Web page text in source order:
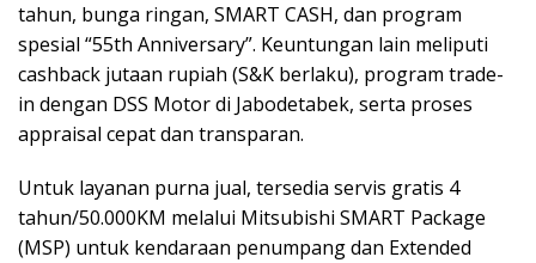
tahun, bunga ringan, SMART CASH, dan program
spesial “55th Anniversary”. Keuntungan lain meliputi
cashback jutaan rupiah (S&K berlaku), program trade-
in dengan DSS Motor di Jabodetabek, serta proses
appraisal cepat dan transparan.
Untuk layanan purna jual, tersedia servis gratis 4
tahun/50.000KM melalui Mitsubishi SMART Package
(MSP) untuk kendaraan penumpang dan Extended